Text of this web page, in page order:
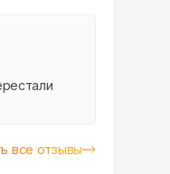
все отзывы